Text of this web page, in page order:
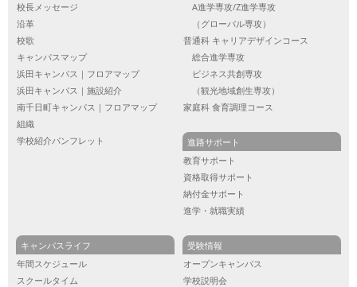
校長メッセージ
沿革
校歌
キャンパスマップ
浜田キャンパス｜フロアマップ
浜田キャンパス｜施設紹介
南千日町キャンパス｜フロアマップ
組織
学校紹介パンフレット
A進学専攻/Z進学専攻
（グローバル専攻）
普通科 キャリアデザインコース
総合進学専攻
ビジネス共創専攻
（観光地域創生専攻）
家庭科 食育調理コース
進路サポート
教育サポート
資格取得サポート
納付金サポート
進学・就職実績
キャンパスライフ
年間スケジュール
スクールタイム
受験情報
オープンキャンパス
学校説明会